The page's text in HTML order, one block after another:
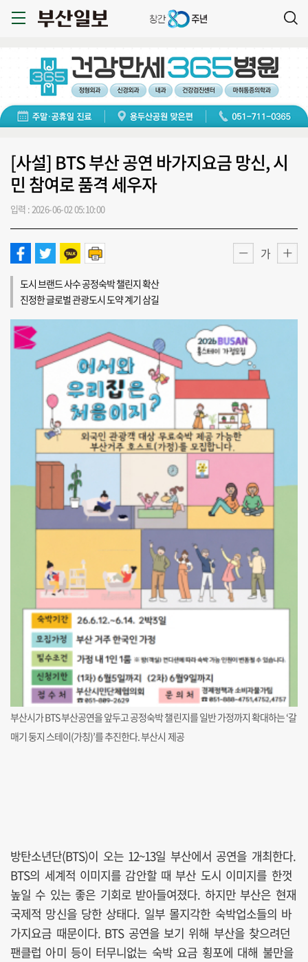
[사설] BTS 부산 공연 바가지요금 망신, 시
민 참여로 품격 세우자
입력 : 2026-06-02 05:10:00
가
도시 브랜드 사수 공정숙박 챌린지 확산
진정한 글로벌 관광도시 도약 계기 삼길
부산시가 BTS 부산공연을 앞두고 공정숙박 챌린지를 일반 가정까지 확대하는 ‘갈
매기 둥지 스테이(가칭)’를 추진한다. 부산시 제공
방탄소년단(BTS)이 오는 12~13일 부산에서 공연을 개최한다.
BTS의 세계적 이미지를 감안할 때 부산 도시 이미지를 한껏
높일 수 있는 좋은 기회로 받아들여졌다. 하지만 부산은 현재
국제적 망신을 당한 상태다. 일부 몰지각한 숙박업소들의 바
가지요금 때문이다. BTS 공연을 보기 위해 부산을 찾으려던
팬클럽 아미 등이 터무니없는 숙박 요금 횡포에 대해 불만을